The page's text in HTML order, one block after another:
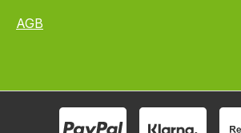
AGB